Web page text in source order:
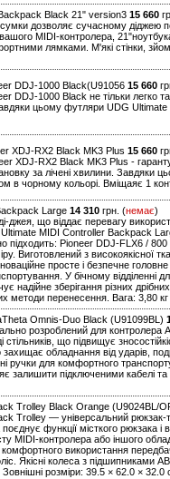
Black 21" version3 15 660
сумки дозволяє сучасному
MIDI-контролера,
лямками. М'які стінки,
DDJ-1000 Black(U91056 15 660
DDJ-1000 Black не тільки легко
цьому футляри UDG Ultimate
XDJ-RX2 Black MK3 Plus 15 660
XDJ-RX2 Black MK3 Plus -
за лічені хвилини. Завдяки
в чорному кольорі. Вміщаяє 1
Large 14 310 грн. (немає)
джея, що віддає перевагу
MIDI Controller Backpack
підходить: Pioneer DDJ-FLX6 /
Виготовлений з
просте і безпечне
У бічному
надійне зберігання різних
методи перенесення. Вага: 3,80
Omnis-Duo Black (U91099BL)
розроблений для
стільників, що підвищує
захищає обладнання від ударів,
ручки для комфортного
залишити підключеними кабелі
Trolley Black Orange (U9024BL/
Trolley — універсальний рюкзак-
функції місткого рюкзака
MIDI-контролера або іншого
використання
Якісні колеса з підшипниками
розміри: 39.5 × 62.0 × 32.0